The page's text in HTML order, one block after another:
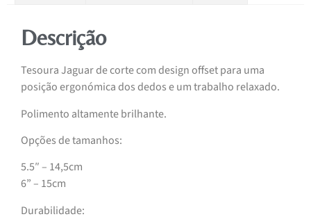
Descrição
Tesoura Jaguar de corte com design offset para uma
posição ergonómica dos dedos e um trabalho relaxado.
Polimento altamente brilhante.
Opções de tamanhos:
5.5″ – 14,5cm
6” – 15cm
Durabilidade: